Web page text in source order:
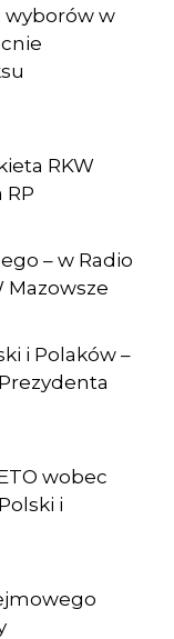
wyborów w
RKW
RP
– w Radio
Mazowsze
i Polaków –
wobec
i